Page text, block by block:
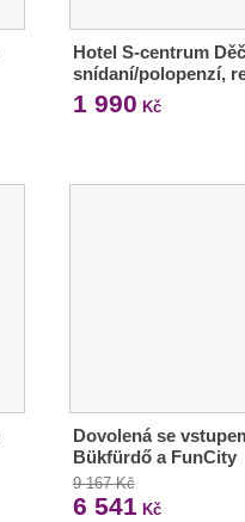
Hotel S-centrum
snídaní/polopenzí,
1 990 Kč
Dovolená se
Bükfürdő a FunCity
9 167 Kč
6 541 Kč